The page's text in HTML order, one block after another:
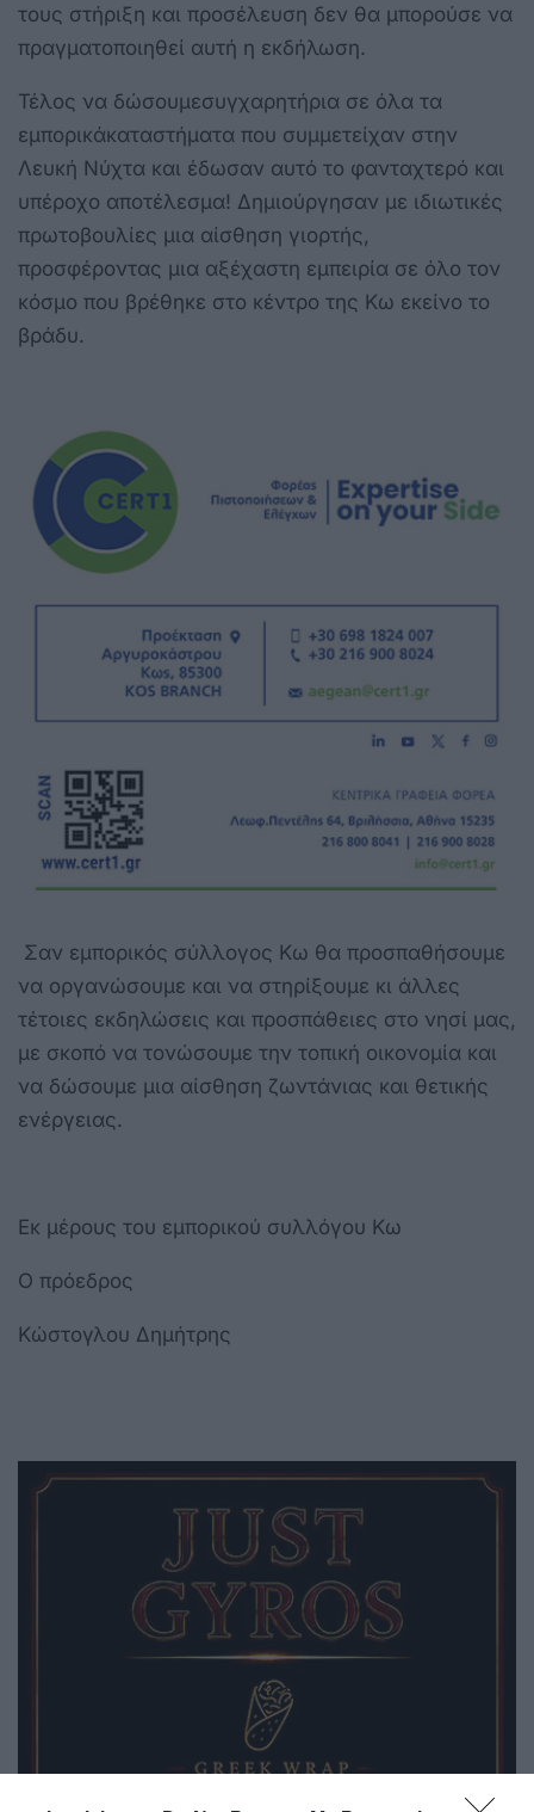
τους στήριξη και προσέλευση δεν θα μπορούσε να
πραγματοποιηθεί αυτή η εκδήλωση.
Τέλος να δώσουμεσυγχαρητήρια σε όλα τα
εμπορικάκαταστήματα που συμμετείχαν στην
Λευκή Νύχτα και έδωσαν αυτό το φανταχτερό και
υπέροχο αποτέλεσμα! Δημιούργησαν με ιδιωτικές
πρωτοβουλίες μια αίσθηση γιορτής,
προσφέροντας μια αξέχαστη εμπειρία σε όλο τον
κόσμο που βρέθηκε στο κέντρο της Κω εκείνο το
βράδυ.
Σαν εμπορικός σύλλογος Κω θα προσπαθήσουμε
να οργανώσουμε και να στηρίξουμε κι άλλες
τέτοιες εκδηλώσεις και προσπάθειες στο νησί μας,
με σκοπό να τονώσουμε την τοπική οικονομία και
να δώσουμε μια αίσθηση ζωντάνιας και θετικής
ενέργειας.
Εκ μέρους του εμπορικού συλλόγου Κω
Ο πρόεδρος
Κώστογλου Δημήτρης